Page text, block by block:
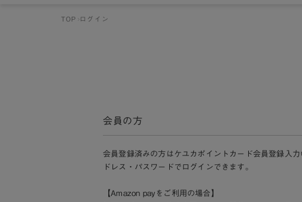
TOP ログイン
会員の方
会員登録済みの方はケユカポイントカード会員登録入
ドレス・パスワードでログインできます。
【Amazon payをご利用の場合】